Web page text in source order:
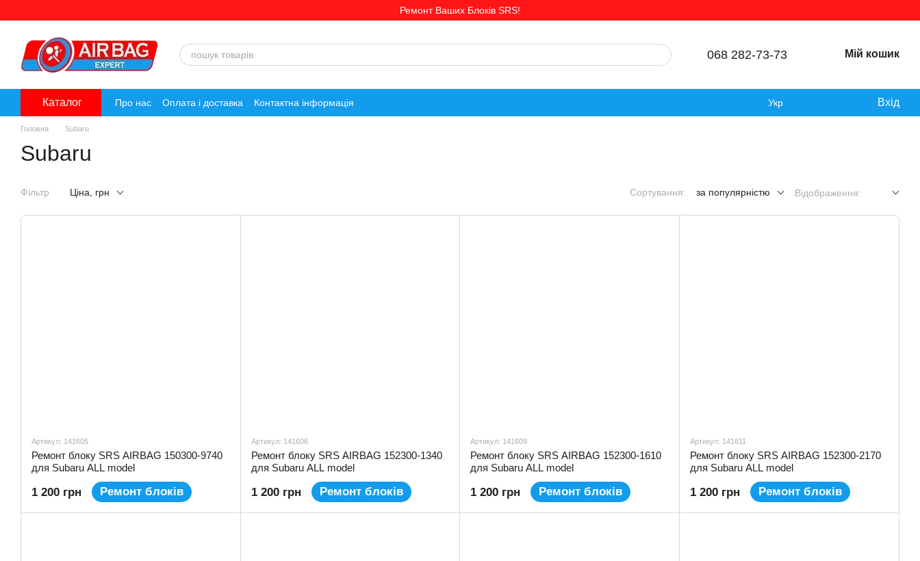
Ремонт Ваших Блоків SRS!
068 282-73-73 Мій кошик
Каталог Про нас Оплата і доставка Контактна інформація Укр Вхід
Головна Subaru
Subaru
Фільтр Ціна, грн Сортування: за популярністю Відображення:
Артикул: 141605
Ремонт блоку SRS AIRBAG 150300-9740
для Subaru ALL model
1 200 грн Ремонт блоків
Артикул: 141606
Ремонт блоку SRS AIRBAG 152300-1340
для Subaru ALL model
1 200 грн Ремонт блоків
Артикул: 141609
Ремонт блоку SRS AIRBAG 152300-1610
для Subaru ALL model
1 200 грн Ремонт блоків
Артикул: 141611
Ремонт блоку SRS AIRBAG 152300-2170
для Subaru ALL model
1 200 грн Ремонт блоків